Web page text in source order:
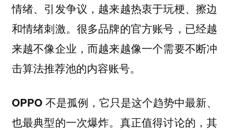
情绪、引发争议，越来越热衷于玩梗、擦边
和情绪刺激。很多品牌的官方账号，已经越
来越不像企业，而越来越像一个需要不断冲
击算法推荐池的内容账号。
OPPO 不是孤例，它只是这个趋势中最新、
也最典型的一次爆炸。 真正值得讨论的，其